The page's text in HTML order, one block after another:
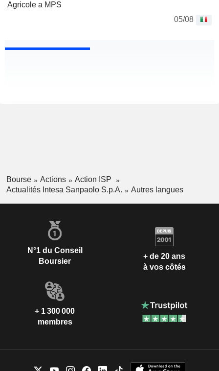
Agricole a MPS
05/08
Bourse Actions
Action ISP
Actualités Intesa Sanpaolo S.p.A.
Autres langues
N°1 du Conseil
Boursier
+ de 20 ans
à vos côtés
+ 1 300 000
membres